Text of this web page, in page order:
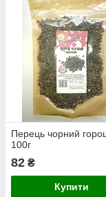
Перець чорний
100г
82 ₴
Купити